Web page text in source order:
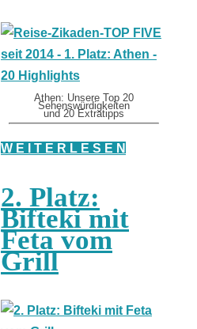
Athen: Unsere Top 20
Sehenswürdigkeiten
und 20 Extratipps
W E I T E R L E S E N
2. Platz:
Bifteki mit
Feta vom
Grill